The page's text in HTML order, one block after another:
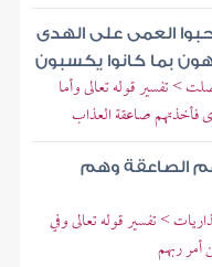
العمى على الهدى
بما كانوا يكسبون
> تفسير قوله تعالى وأما
فأخذتهم صاعقة العذاب
الصاعقة وهم
> تفسير قوله تعالى وفي
أمر ربهم